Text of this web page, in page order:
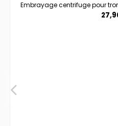
Embrayage centrifuge pour